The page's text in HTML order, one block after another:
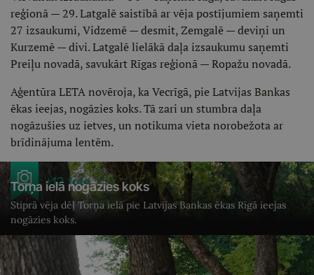
reģionā — 29. Latgalē saistībā ar vēja postījumiem saņemti
27 izsaukumi, Vidzemē — desmit, Zemgalē — deviņi un
Kurzemē — divi. Latgalē lielākā daļa izsaukumu saņemti
Preiļu novadā, savukārt Rīgas reģionā — Ropažu novadā.
Aģentūra LETA novēroja, ka Vecrīgā, pie Latvijas Bankas
ēkas ieejas, nogāzies koks. Tā zari un stumbra daļa
nogāzušies uz ietves, un notikuma vieta norobežota ar
brīdinājuma lentēm.
+12 foto
Torņa ielā nogāzies koks
Stiprā vēja dēļ Torņa ielā pie Latvijas Bankas ēkas Rīgā ieejas
nogāzies koks.